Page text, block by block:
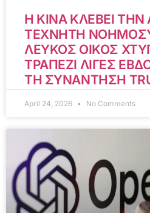
Η ΚΙΝΑ ΚΛΕΒΕΙ ΤΗΝ
ΤΕΧΝΗΤΗ
ΛΕΥΚΟΣ ΟΙΚΟΣ
ΤΡΑΠΕΖΙ ΛΙΓΕΣ
ΤΗ ΣΥΝΑΝΤΗΣΗ
April 24, 2026 No Comments